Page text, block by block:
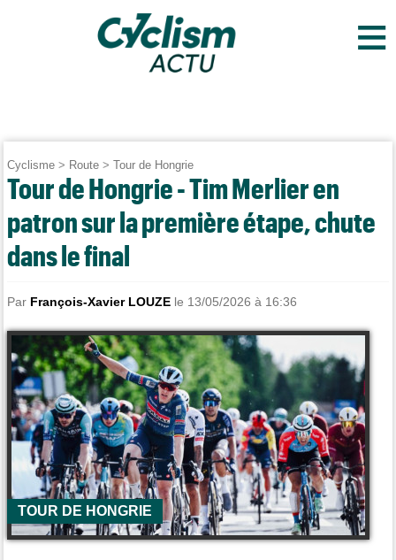
≡
Cyclisme > Route >Tour de Hongrie
Tour de Hongrie - Tim Merlier en
patron sur la première étape, chute
dans le final
Par François-Xavier LOUZE le 13/05/2026 à 16:36
TOUR DE HONGRIE